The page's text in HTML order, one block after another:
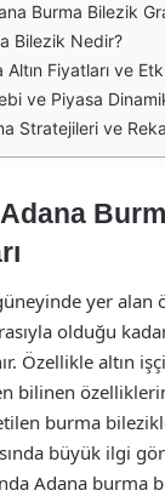
Burma Bilezik
Bilezik Nedir?
Altın Fiyatları ve
ve Piyasa
Stratejileri ve
Adana
yer
olduğu
Özellikle altın
bilinen
burma
büyük ilgi
Adana burma